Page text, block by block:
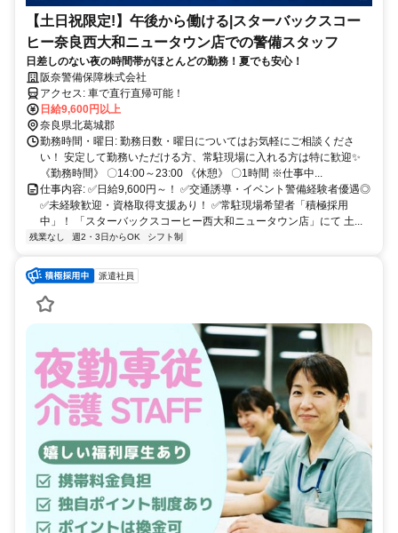
【土日祝限定!】午後から働ける|スターバックスコー
ヒー奈良西大和ニュータウン店での警備スタッフ
日差しのない夜の時間帯がほとんどの勤務！夏でも安心！
阪奈警備保障株式会社
アクセス: 車で直行直帰可能！
日給9,600円以上
奈良県北葛城郡
勤務時間・曜日: 勤務日数・曜日についてはお気軽にご相談くださ
い！ 安定して勤務いただける方、常駐現場に入れる方は特に歓迎✨
《勤務時間》 〇14:00～23:00 《休憩》 〇1時間 ※仕事中...
仕事内容: ✅日給9,600円～！ ✅交通誘導・イベント警備経験者優遇◎
✅未経験歓迎・資格取得支援あり！ ✅常駐現場希望者「積極採用
中」！ 「スターバックスコーヒー西大和ニュータウン店」にて 土...
残業なし 週2・3日からOK シフト制
派遣社員